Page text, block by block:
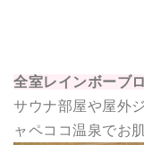
全室レインボーブ
サウナ部屋や屋外
ャペココ温泉でお